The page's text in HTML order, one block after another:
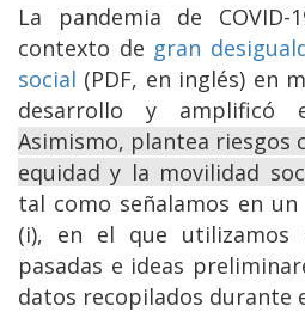
La pandemia de
contexto de gran
social (PDF, en inglés) en
desarrollo y amplificó
Asimismo, plantea riesgos
equidad y la movilidad
tal como señalamos en un
(i), en el que utilizamos
pasadas e ideas
datos recopilados durante